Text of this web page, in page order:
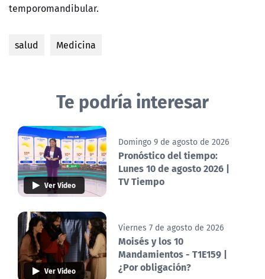
temporomandibular.
salud Medicina
Te podría interesar
Ver Video
Domingo 9 de agosto de 2026
Pronóstico del tiempo:
Lunes 10 de agosto 2026 |
TV Tiempo
Ver Video
Viernes 7 de agosto de 2026
Moisés y los 10
Mandamientos - T1E159 |
¿Por obligación?